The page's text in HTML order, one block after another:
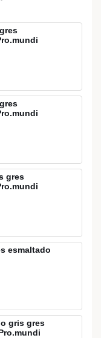
gres
esmaltado
gris gres